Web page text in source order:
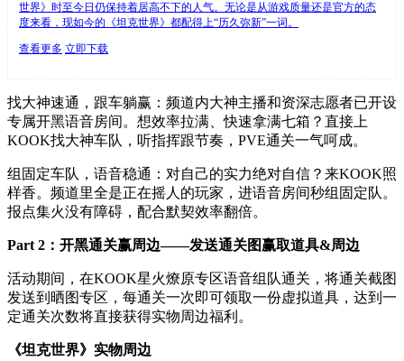
世界》时至今日仍保持着居高不下的人气。无论是从游戏质量还是官方的态
度来看，现如今的《坦克世界》都配得上“历久弥新”一词。
查看更多 立即下载
找大神速通，跟车躺赢：频道内大神主播和资深志愿者已开设
专属开黑语音房间。想效率拉满、快速拿满七箱？直接上
KOOK找大神车队，听指挥跟节奏，PVE通关一气呵成。
组固定车队，语音稳通：对自己的实力绝对自信？来KOOK照
样香。频道里全是正在摇人的玩家，进语音房间秒组固定队。
报点集火没有障碍，配合默契效率翻倍。
Part 2：开黑通关赢周边——发送通关图赢取道具&周边
活动期间，在KOOK星火燎原专区语音组队通关，将通关截图
发送到晒图专区，每通关一次即可领取一份虚拟道具，达到一
定通关次数将直接获得实物周边福利。
《坦克世界》实物周边